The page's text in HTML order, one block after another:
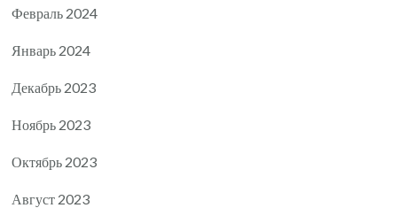
Февраль 2024
Январь 2024
Декабрь 2023
Ноябрь 2023
Октябрь 2023
Август 2023